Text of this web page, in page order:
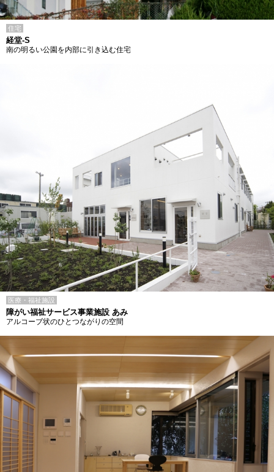
住宅
経堂-S
南の明るい公園を内部に引き込む住宅
医療・福祉施設
障がい福祉サービス事業施設 あみ
アルコーブ状のひとつながりの空間